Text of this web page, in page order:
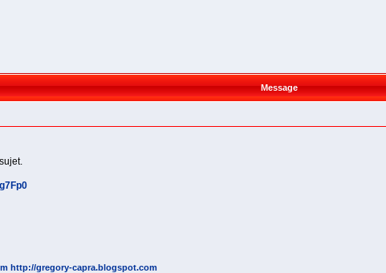
Message
http://gregory-capra.blogspot.com